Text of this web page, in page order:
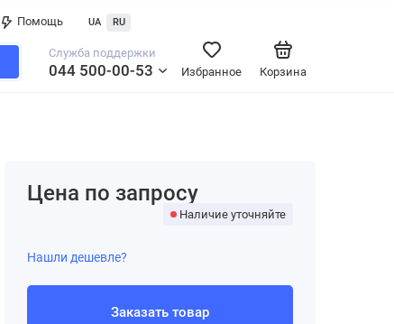
Помощь UA RU
Служба поддержки
044 500-00-53 Корзина
Избранное
Цена по запросу
Наличие уточняйте
Нашли дешевле?
Заказать товар